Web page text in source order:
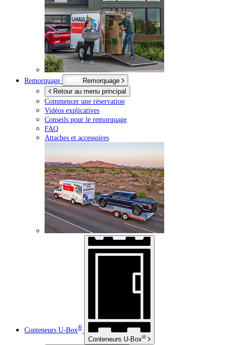
Remorquage
Remorquage
Retour au menu principal
Commencer une réservation
Vidéos explicatives
Conseils pour le remorquage
FAQ
Attaches et accessoires
Conteneurs U-Box®
Conteneurs U-Box®